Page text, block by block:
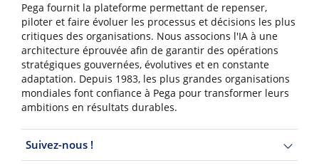
Pega fournit la plateforme permettant de repenser,
piloter et faire évoluer les processus et décisions les plus
critiques des organisations. Nous associons l'IA à une
architecture éprouvée afin de garantir des opérations
stratégiques gouvernées, évolutives et en constante
adaptation. Depuis 1983, les plus grandes organisations
mondiales font confiance à Pega pour transformer leurs
ambitions en résultats durables.
Suivez-nous !